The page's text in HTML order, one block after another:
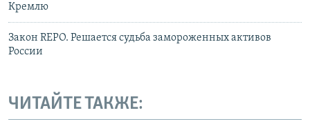
Кремлю
Закон REPO. Решается судьба замороженных активов
России
ЧИТАЙТЕ ТАКЖЕ: